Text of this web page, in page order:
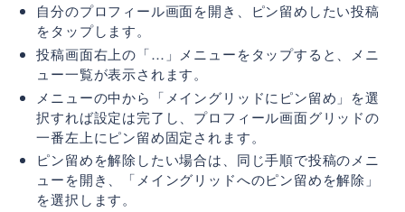
自分のプロフィール画面を開き、ピン留めしたい投稿
をタップします。
投稿画面右上の「…」メニューをタップすると、メニ
ュー一覧が表示されます。
メニューの中から「メイングリッドにピン留め」を選
択すれば設定は完了し、プロフィール画面グリッドの
一番左上にピン留め固定されます。
ピン留めを解除したい場合は、同じ手順で投稿のメニ
ューを開き、「メイングリッドへのピン留めを解除」
を選択します。